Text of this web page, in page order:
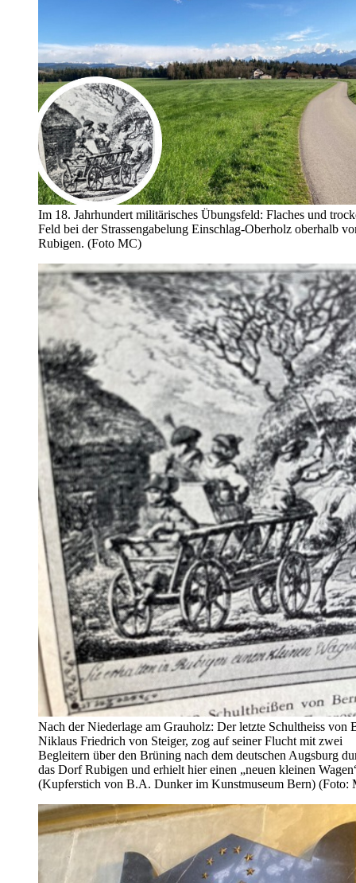
Im 18. Jahrhundert militärisches Übungsfeld: Flaches und
Feld bei der Strassengabelung Einschlag-Oberholz oberhalb
Rubigen. (Foto MC)
Nach der Niederlage am Grauholz: Der letzte Schultheiss von
Niklaus Friedrich von Steiger, zog auf seiner Flucht mit zwei
Begleitern über den Brüning nach dem deutschen Augsburg
das Dorf Rubigen und erhielt hier einen „neuen kleinen
(Kupferstich von B.A. Dunker im Kunstmuseum Bern) (Foto: